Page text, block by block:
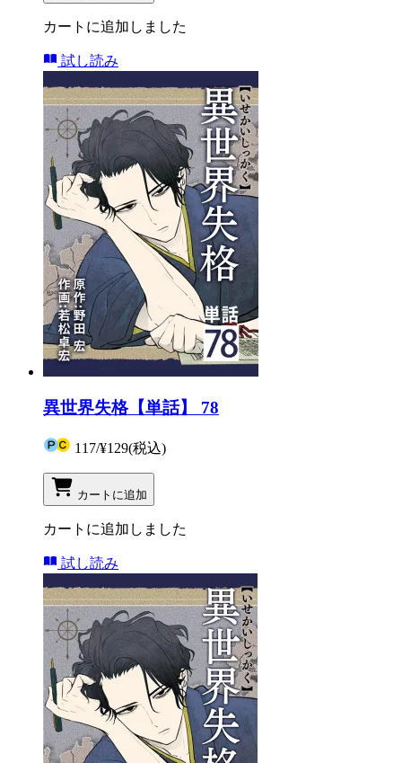
カートに追加しました
試し読み
異世界失格【単話】 78
117/¥129(税込)
カートに追加
カートに追加しました
試し読み